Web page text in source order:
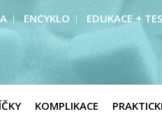
ENCYKLO EDUKACE +
KOMPLIKACE